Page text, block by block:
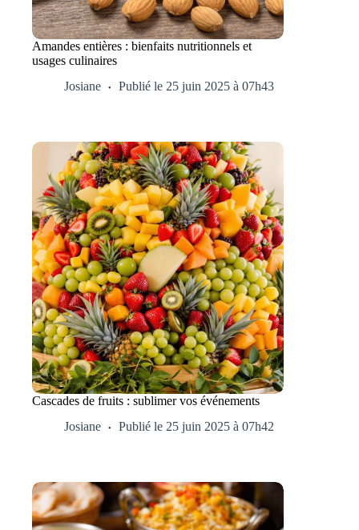
Amandes entières : bienfaits nutritionnels et
usages culinaires
Josiane
Publié le 25 juin 2025 à 07h43
Cascades de fruits : sublimer vos événements
Josiane
Publié le 25 juin 2025 à 07h42